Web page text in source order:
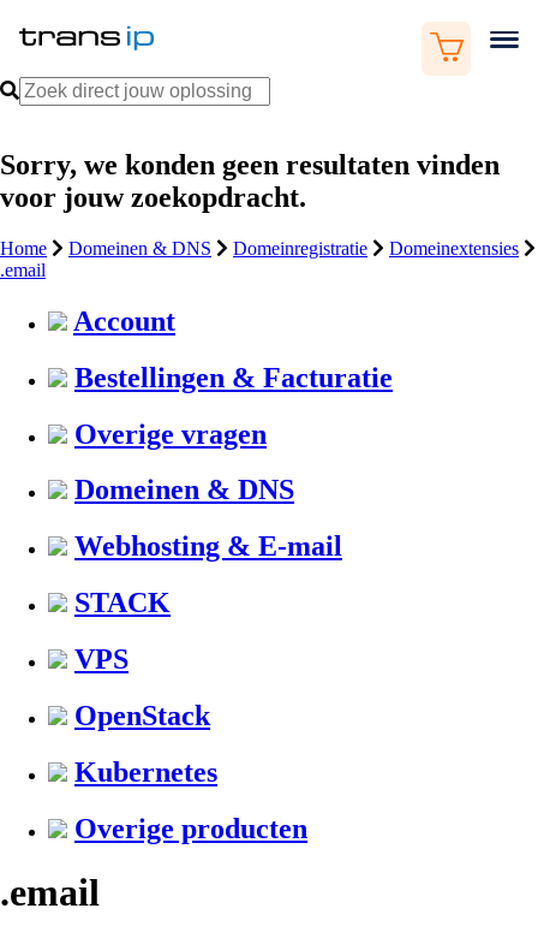
Sorry, we konden geen resultaten vinden
voor jouw zoekopdracht.
Home Domeinen & DNS Domeinregistratie
Domeinextensies
.email
Account
Bestellingen & Facturatie
Overige vragen
Domeinen & DNS
Webhosting & E-mail
STACK
VPS
OpenStack
Kubernetes
Overige producten
.email